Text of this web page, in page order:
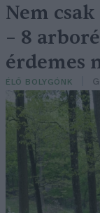
Nem
– 8
érdemes
ÉLŐ BOLYGÓNK